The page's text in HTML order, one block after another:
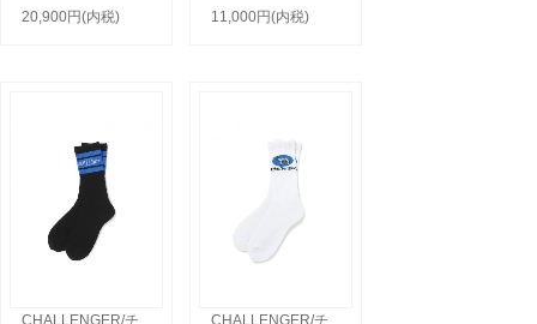
20,900円(内税)
11,000円(内税)
CHALLENGER/チ
CHALLENGER/チ